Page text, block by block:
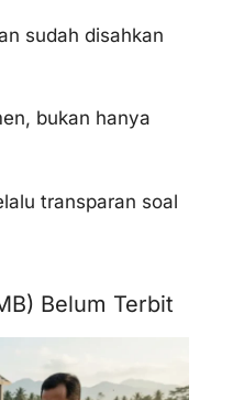
sudah disahkan
bukan hanya
transparan soal
Belum Terbit